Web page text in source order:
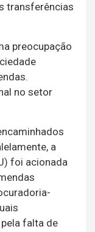
transferências
preocupação
no setor
a
foi acionada
falta de